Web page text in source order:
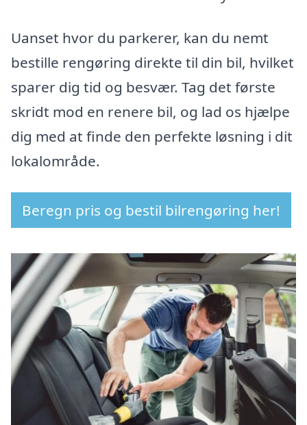
Uanset hvor du parkerer, kan du nemt
bestille rengøring direkte til din bil, hvilket
sparer dig tid og besvær. Tag det første
skridt mod en renere bil, og lad os hjælpe
dig med at finde den perfekte løsning i dit
lokalområde.
Beregn pris og bestil bilrengøring her!